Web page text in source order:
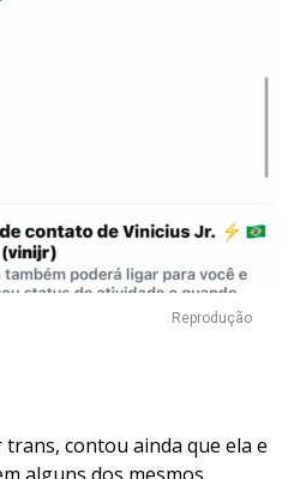
Reprodução
contou ainda que ela e